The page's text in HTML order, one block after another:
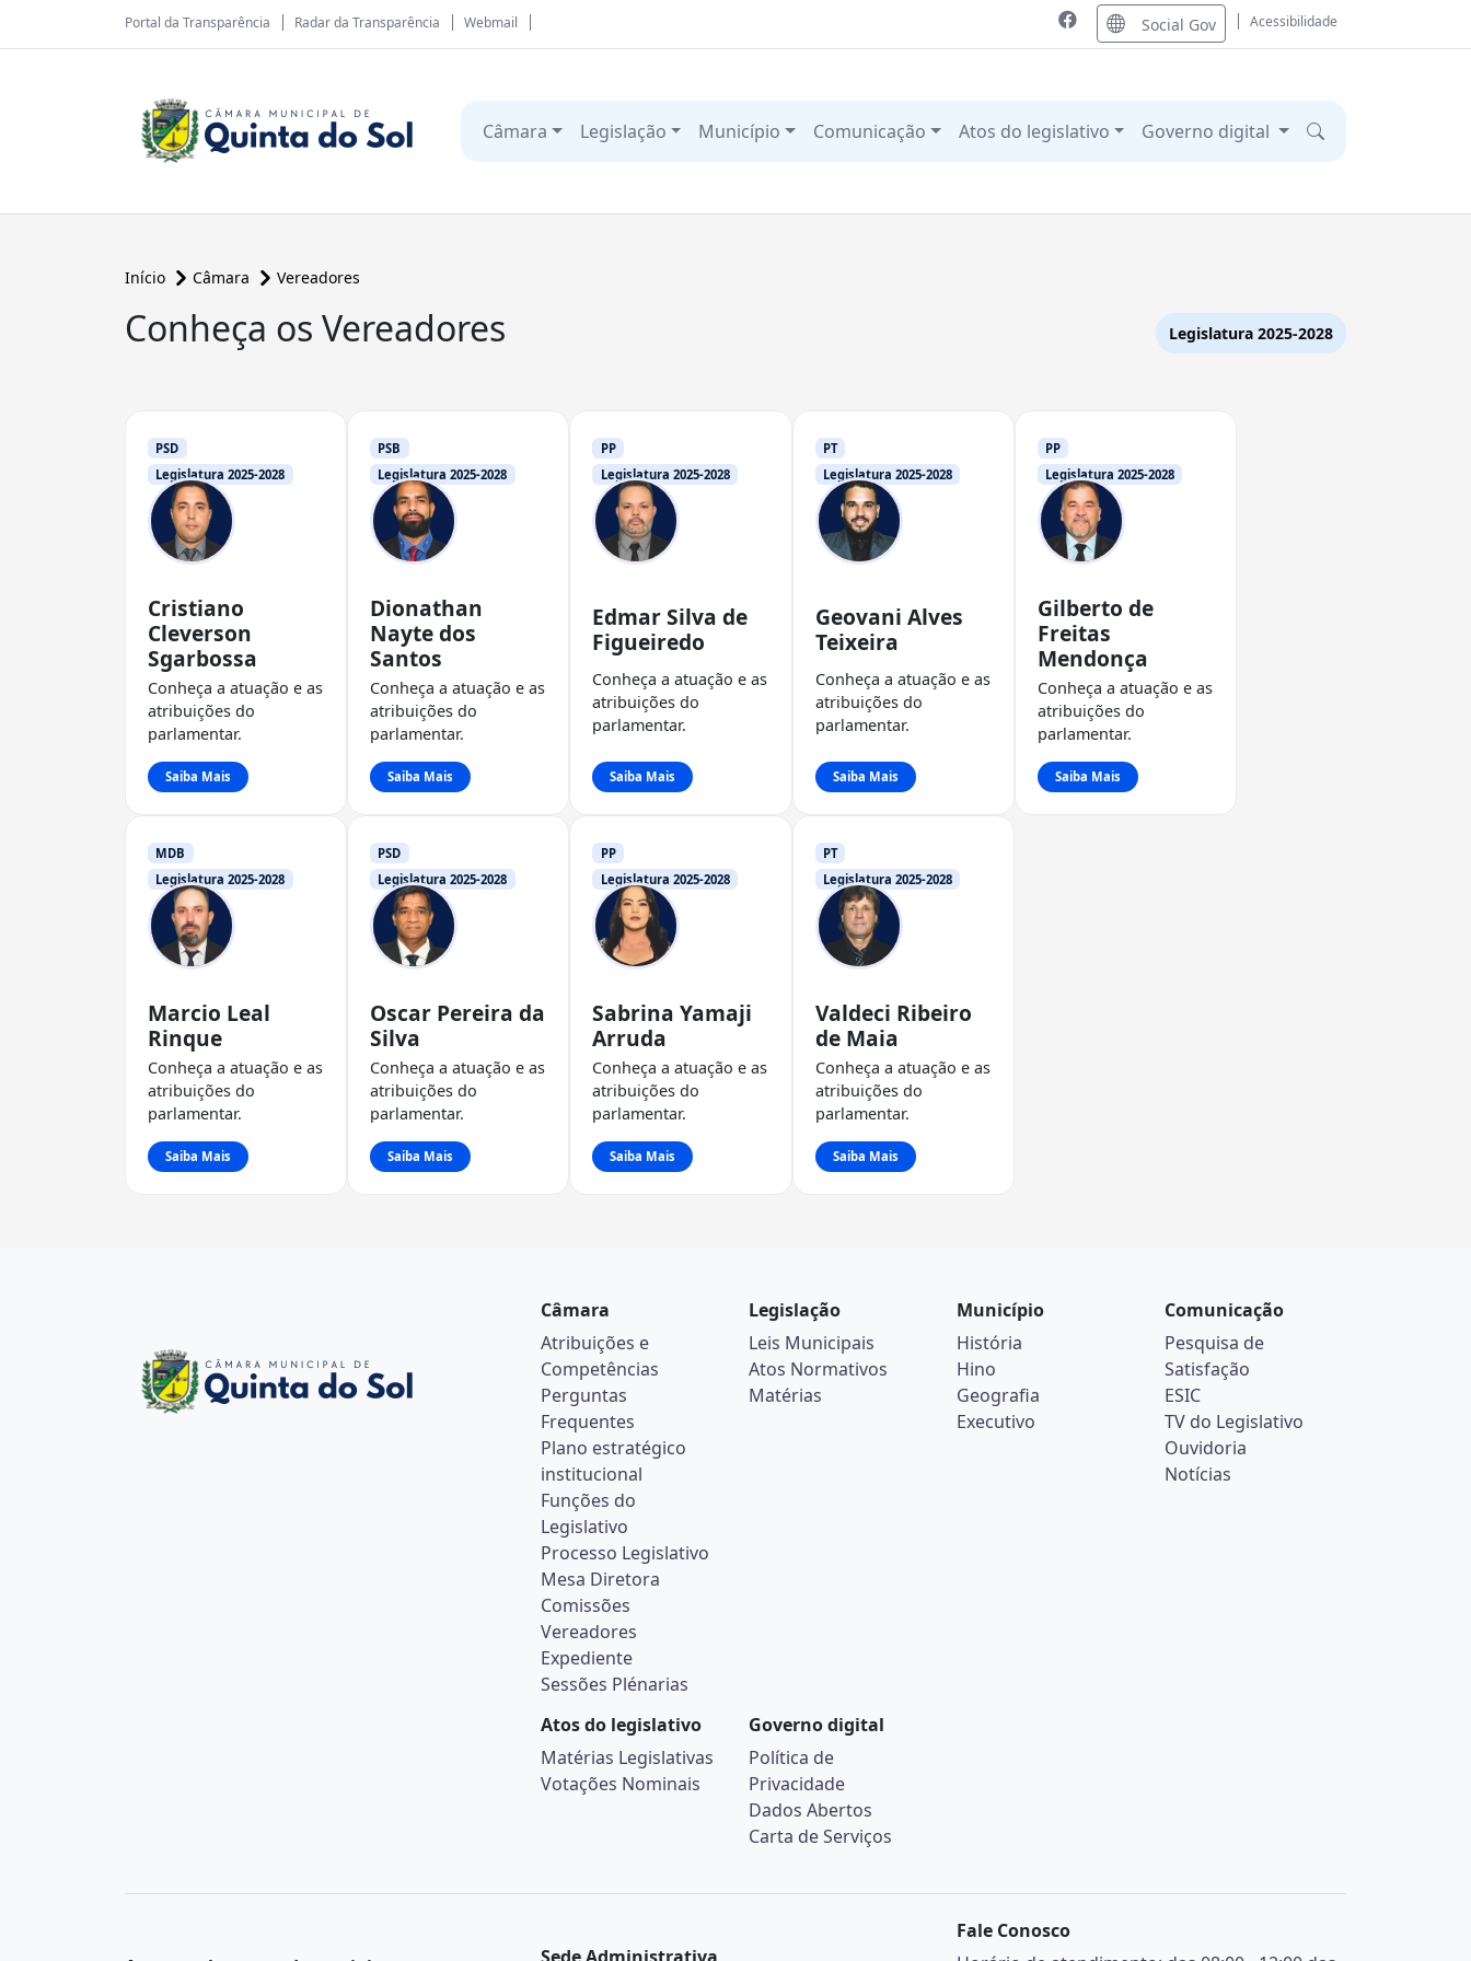
Portal da Transparência Radar da Transparência Webmail Social Gov Acessibilidade
Câmara Legislação Município Comunicação Atos do legislativo Governo digital
Início Câmara Vereadores
Conheça os Vereadores Legislatura 2025-2028
PSD
Legislatura 2025-2028
Cristiano
Cleverson
Sgarbossa
Conheça a atuação e as
atribuições do
parlamentar.
Saiba Mais
PSB
Legislatura 2025-2028
Dionathan
Nayte dos
Santos
Conheça a atuação e as
atribuições do
parlamentar.
Saiba Mais
PP
Legislatura 2025-2028
Edmar Silva de
Figueiredo
Conheça a atuação e as
atribuições do
parlamentar.
Saiba Mais
PT
Legislatura 2025-2028
Geovani Alves
Teixeira
Conheça a atuação e as
atribuições do
parlamentar.
Saiba Mais
PP
Legislatura 2025-2028
Gilberto de
Freitas
Mendonça
Conheça a atuação e as
atribuições do
parlamentar.
Saiba Mais
MDB
Legislatura 2025-2028
Marcio Leal
Rinque
Conheça a atuação e as
atribuições do
parlamentar.
Saiba Mais
PSD
Legislatura 2025-2028
Oscar Pereira da
Silva
Conheça a atuação e as
atribuições do
parlamentar.
Saiba Mais
PP
Legislatura 2025-2028
Sabrina Yamaji
Arruda
Conheça a atuação e as
atribuições do
parlamentar.
Saiba Mais
PT
Legislatura 2025-2028
Valdeci Ribeiro
de Maia
Conheça a atuação e as
atribuições do
parlamentar.
Saiba Mais
Câmara
Atribuições e
Competências
Perguntas
Frequentes
Plano estratégico
institucional
Funções do
Legislativo
Processo Legislativo
Mesa Diretora
Comissões
Vereadores
Expediente
Sessões Plénarias
Legislação
Leis Municipais
Atos Normativos
Matérias
Município
História
Hino
Geografia
Executivo
Comunicação
Pesquisa de
Satisfação
ESIC
TV do Legislativo
Ouvidoria
Notícias
Atos do legislativo
Matérias Legislativas
Votações Nominais
Governo digital
Política de
Privacidade
Dados Abertos
Carta de Serviços
Fale Conosco